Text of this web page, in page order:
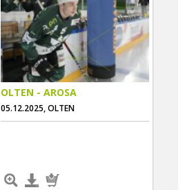
OLTEN - AROSA
05.12.2025, OLTEN